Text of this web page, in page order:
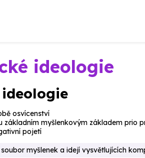
ideologie
osvícenství
základním myšlenkovým základem prio
pojetí
myšlenek a idejí vysvětlujících